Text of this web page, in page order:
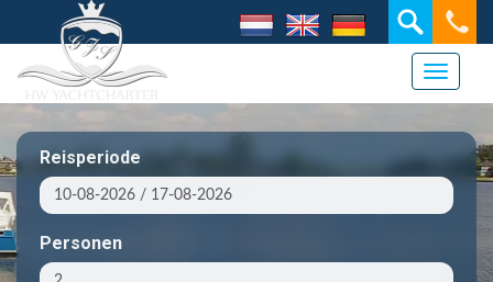
Reisperiode
Personen
Toggle